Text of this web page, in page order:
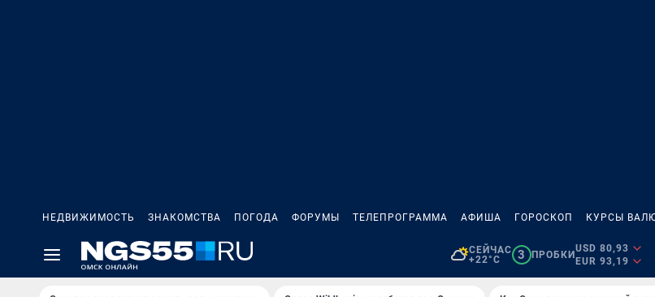
НЕДВИЖИМОСТЬ ЗНАКОМСТВА ПОГОДА ФОРУМЫ ТЕЛЕПРОГРАММА АФИША ГОРОСКОП КУРСЫ
СЕЙЧАС
+22°C
3 ПРОБКИ
USD 80,93
EUR 93,19